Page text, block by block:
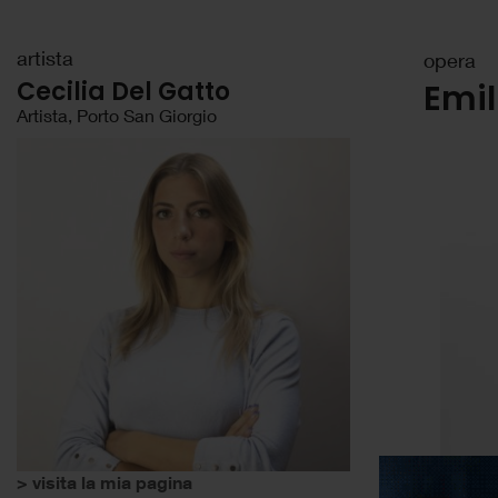
opera
artista
Cecilia Del Gatto
Artista, Porto San Giorgio
> visita la mia pagina